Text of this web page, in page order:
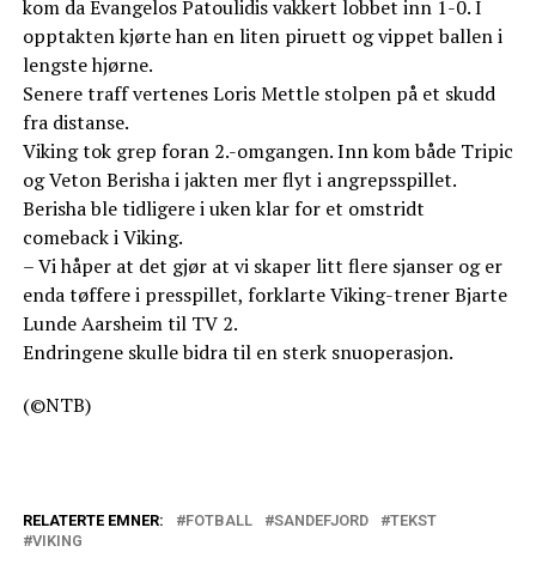
kom da Evangelos Patoulidis vakkert lobbet inn 1-0. I
opptakten kjørte han en liten piruett og vippet ballen i
lengste hjørne.
Senere traff vertenes Loris Mettle stolpen på et skudd
fra distanse.
Viking tok grep foran 2.-omgangen. Inn kom både Tripic
og Veton Berisha i jakten mer flyt i angrepsspillet.
Berisha ble tidligere i uken klar for et omstridt
comeback i Viking.
– Vi håper at det gjør at vi skaper litt flere sjanser og er
enda tøffere i presspillet, forklarte Viking-trener Bjarte
Lunde Aarsheim til TV 2.
Endringene skulle bidra til en sterk snuoperasjon.
(©NTB)
RELATERTE EMNER: FOTBALL SANDEFJORD
TEKST
VIKING